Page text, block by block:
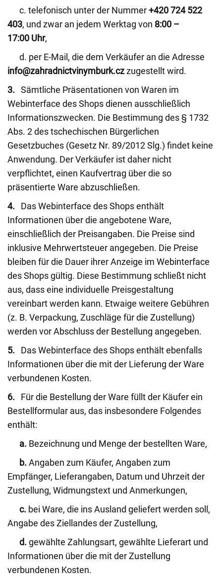
c. telefonisch unter der Nummer+420 724 522
403, und zwar an jedem Werktag von 8:00 –
17:00 Uhr,
d. per E-Mail, die dem Verkäufer an die Adresse
info@zahradnictvinymburk.czzugestellt wird.
3. Sämtliche Präsentationen von Waren im
Webinterface des Shops dienen ausschließlich
Informationszwecken. Die Bestimmung des § 1732
Abs. 2 des tschechischen Bürgerlichen
Gesetzbuches (Gesetz Nr. 89/2012 Slg.) findet keine
Anwendung. Der Verkäufer ist daher nicht
verpflichtet, einen Kaufvertrag über die so
präsentierte Ware abzuschließen.
4. Das Webinterface des Shops enthält
Informationen über die angebotene Ware,
einschließlich der Preisangaben. Die Preise sind
inklusive Mehrwertsteuer angegeben. Die Preise
bleiben für die Dauer ihrer Anzeige im Webinterface
des Shops gültig. Diese Bestimmung schließt nicht
aus, dass eine individuelle Preisgestaltung
vereinbart werden kann. Etwaige weitere Gebühren
(z. B. Verpackung, Zuschläge für die Zustellung)
werden vor Abschluss der Bestellung angegeben.
5. Das Webinterface des Shops enthält ebenfalls
Informationen über die mit der Lieferung der Ware
verbundenen Kosten.
6.
Für die Bestellung der Ware füllt der Käufer ein
Bestellformular aus, das insbesondere Folgendes
enthält:
a. Bezeichnung und Menge der bestellten Ware,
b. Angaben zum Käufer, Angaben zum
Empfänger, Lieferangaben, Datum und Uhrzeit der
Zustellung, Widmungstext und Anmerkungen,
c. bei Ware, die ins Ausland geliefert werden soll,
Angabe des Ziellandes der Zustellung,
d. gewählte Zahlungsart, gewählte Lieferart und
Informationen über die mit der Zustellung
verbundenen Kosten.